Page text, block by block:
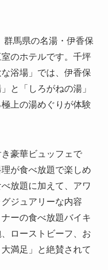
群馬県の名湯・伊香保
のホテルです。千坪
浴場」では、伊香保
と「しろがねの湯」
上の湯めぐりが体験
豪華ビュッフェで
が食べ放題で楽しめ
放題に加えて、アワ
ジュアリーな内容
ーの食べ放題バイキ
ローストビーフ、お
満足」と絶賛されて